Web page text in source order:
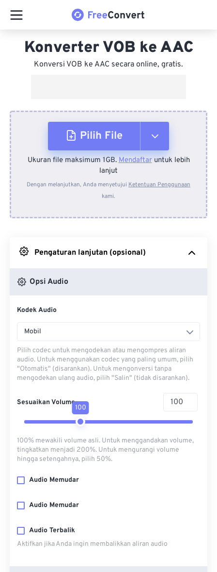
Konverter VOB ke AAC
Konversi VOB ke AAC secara online, gratis.
Pilih File
Dari Perangkat
Dari Dropbox
Ukuran file maksimum 1GB.Mendaftaruntuk lebih
lanjut
Dengan melanjutkan, Anda menyetujui Ketentuan Penggunaan
kami.
Pengaturan lanjutan (opsional)
Opsi Audio
Kodek Audio
Mobil
Pilih codec untuk mengodekan atau mengompres aliran
audio. Untuk menggunakan codec yang paling umum, pilih
"Otomatis" (disarankan). Untuk mengonversi tanpa
mengodekan ulang audio, pilih "Salin" (tidak disarankan).
Sesuaikan Volume
100
100% mewakili volume asli. Untuk menggandakan volume,
tingkatkan menjadi 200%. Untuk mengurangi volume
hingga setengahnya, pilih 50%.
Audio Memudar
Audio Memudar
Audio Terbalik
Aktifkan jika Anda ingin membalikkan aliran audio